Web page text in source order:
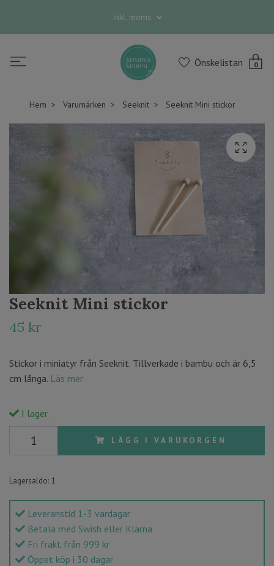
Inkl. moms
Önskelistan 0
Hem Varumärken Seeknit Seeknit Mini stickor
Seeknit Mini stickor
45 kr
Stickor i miniatyr från Seeknit. Tillverkade i bambu och är 6,5
cm långa. Läs mer
I lager.
LÄGG I VARUKORGEN
Lagersaldo: 1
Leveranstid 1-3 vardagar
Betala med Swish eller Klarna
Fri frakt från 999 kr
Öppet köp i 30 dagar